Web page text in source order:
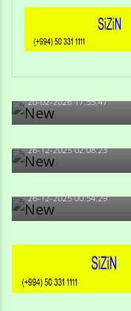
Qulu Məhərrəmli:
20-02-2026 17:55:47
Məni bura NAZİR
26-12-2025 02:08:23
-Ay qız, sən
də, məni...
26-12-2025 00:54:29